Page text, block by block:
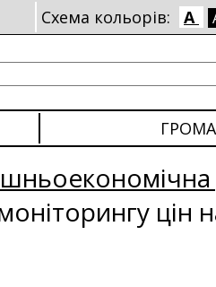
Схема кольорів: A
цін